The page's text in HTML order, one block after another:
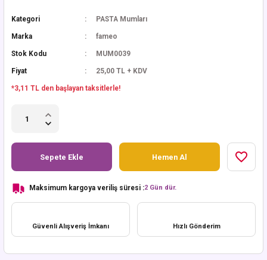
Kategori PASTA Mumları
Marka fameo
Stok Kodu MUM0039
Fiyat 25,00 TL + KDV
*3,11 TL den başlayan taksitlerle!
Sepete Ekle Hemen Al
Maksimum kargoya veriliş süresi :2 Gün dür.
Güvenli Alışveriş İmkanı Hızlı Gönderim